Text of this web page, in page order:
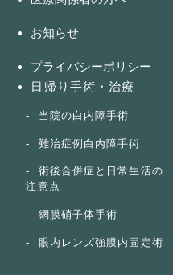
お知らせ
プライバシーポリシー
日帰り手術・治療
当院の白内障手術
難治症例白内障手術
術後合併症と日常生活の
注意点
網膜硝子体手術
眼内レンズ強膜内固定術